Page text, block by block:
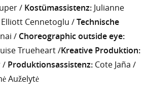
/ Kostümassistenz: Julianne
Elliott Cennetoglu /Technische
/ Choreographic outside eye:
Trueheart /Kreative Produktion:
/ Produktionsassistenz: Cote Jaña /
Auželytė